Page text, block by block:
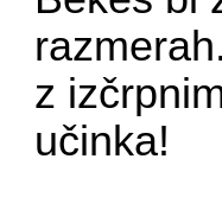
z
učinka!